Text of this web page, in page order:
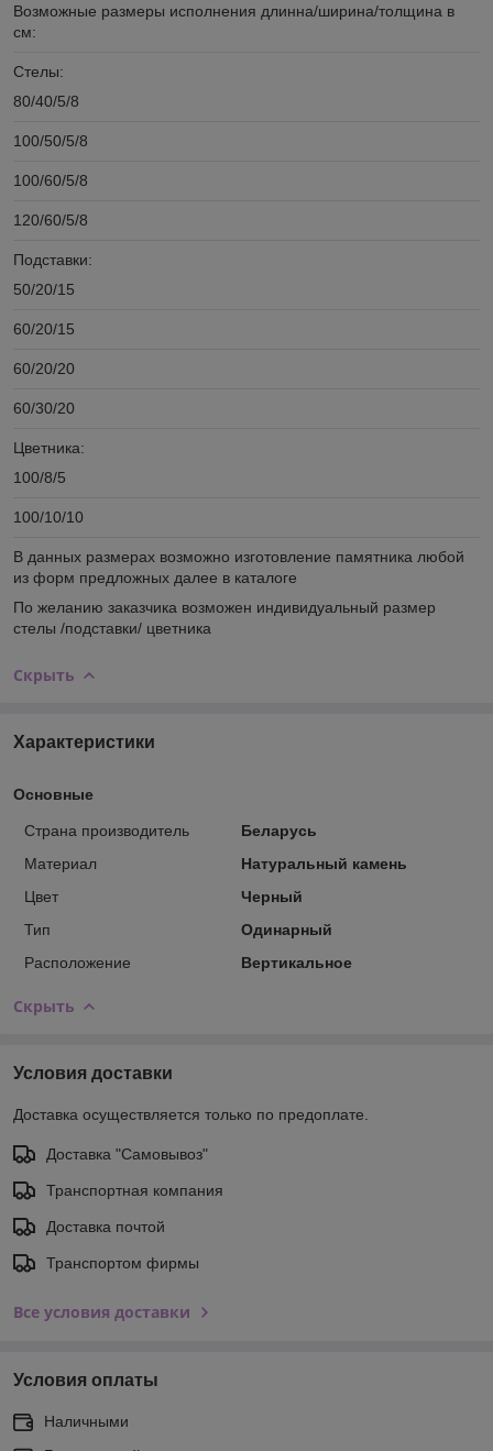
Возможные размеры исполнения длинна/ширина/толщина в
см:
Стелы:
80/40/5/8
100/50/5/8
100/60/5/8
120/60/5/8
Подставки:
50/20/15
60/20/15
60/20/20
60/30/20
Цветника:
100/8/5
100/10/10
В данных размерах возможно изготовление памятника любой
из форм предложных далее в каталоге
По желанию заказчика возможен индивидуальный размер
стелы /подставки/ цветника
Скрыть
Характеристики
Основные
Страна производитель
Беларусь
Материал
Натуральный камень
Цвет
Черный
Тип
Одинарный
Расположение
Вертикальное
Скрыть
Условия доставки
Доставка осуществляется только по предоплате.
Доставка "Самовывоз"
Транспортная компания
Доставка почтой
Транспортом фирмы
Все условия доставки
Условия оплаты
Наличными